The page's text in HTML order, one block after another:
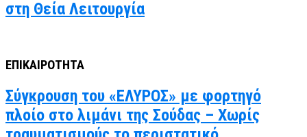
στη Θεία Λειτουργία
ΕΠΙΚΑΙΡΟΤΗΤΑ
Σύγκρουση του «ΕΛΥΡΟΣ» με φορτηγό
πλοίο στο λιμάνι της Σούδας – Χωρίς